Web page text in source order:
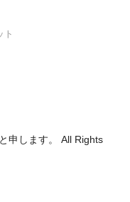
ト
申します。 All Rights